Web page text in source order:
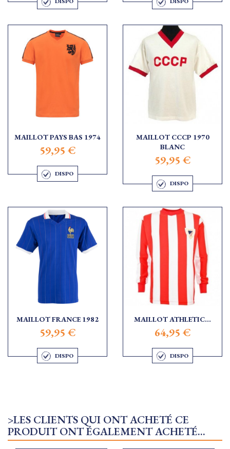
MAILLOT PAYS BAS 1974
59,95 €
DISPO
MAILLOT CCCP 1970
BLANC
59,95 €
DISPO
MAILLOT FRANCE 1982
59,95 €
DISPO
MAILLOT ATHLETIC...
64,95 €
DISPO
>LES CLIENTS QUI ONT ACHETÉ CE
PRODUIT ONT ÉGALEMENT ACHETÉ...